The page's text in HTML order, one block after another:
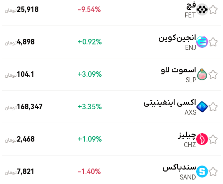
فچ
FET
9.54%-
25,918تومان
انجین‌کوین
ENJ
0.92%+
4,898تومان
اسموت لاو
SLP
3.09%+
104.1تومان
اکسی اینفینیتی
AXS
3.35%+
168,347تومان
چیلیز
CHZ
1.09%+
2,468تومان
سندباکس
SAND
1.40%-
7,821تومان